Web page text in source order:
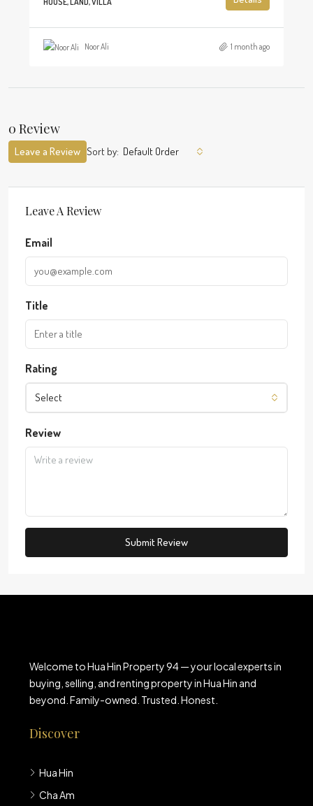
Noor Ali 1 month ago
0 Review
Sort by: Default Order
Leave a Review
Leave A Review
Email
Title
Rating
Select
Review
Submit Review
Welcome to Hua Hin Property 94 — your local experts in
buying, selling, and renting property in Hua Hin and
beyond. Family-owned. Trusted. Honest.
Discover
Hua Hin
Cha Am